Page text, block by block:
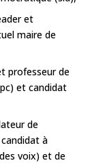
et
maire de
professeur de
et candidat
de
à
voix) et de